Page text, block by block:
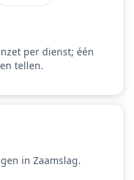
per dienst; één
tellen.
in Zaamslag.